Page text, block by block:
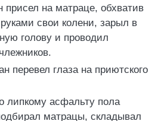
присел на матраце, обхватив
свои колени, зарыл в
голову и проводил
перевел глаза на приютского
липкому асфальту пола
матрацы, складывал